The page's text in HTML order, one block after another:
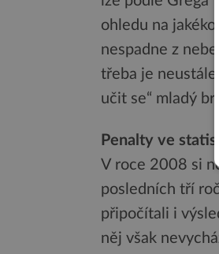
ohledu na
nespadne z
třeba je neustále
učit se“ mladý
Penalty ve
V roce 2008 si
posledních tří
připočítali i
něj však